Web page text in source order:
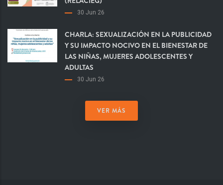
30 Jun 26
CHARLA: SEXUALIZACIÓN EN LA PUBLICIDAD
Y SU IMPACTO NOCIVO EN EL BIENESTAR DE
LAS NIÑAS, MUJERES ADOLESCENTES Y
ADULTAS
30 Jun 26
VER MÁS